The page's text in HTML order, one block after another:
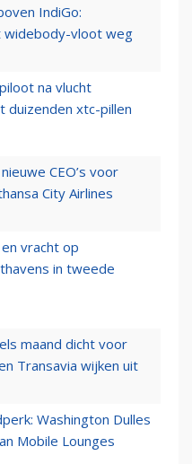
IndiGo:
vloot weg
na vlucht
duizenden xtc-pillen
CEO’s voor
City Airlines
vracht op
in tweede
maand dicht voor
Transavia wijken uit
Washington Dulles
Mobile Lounges